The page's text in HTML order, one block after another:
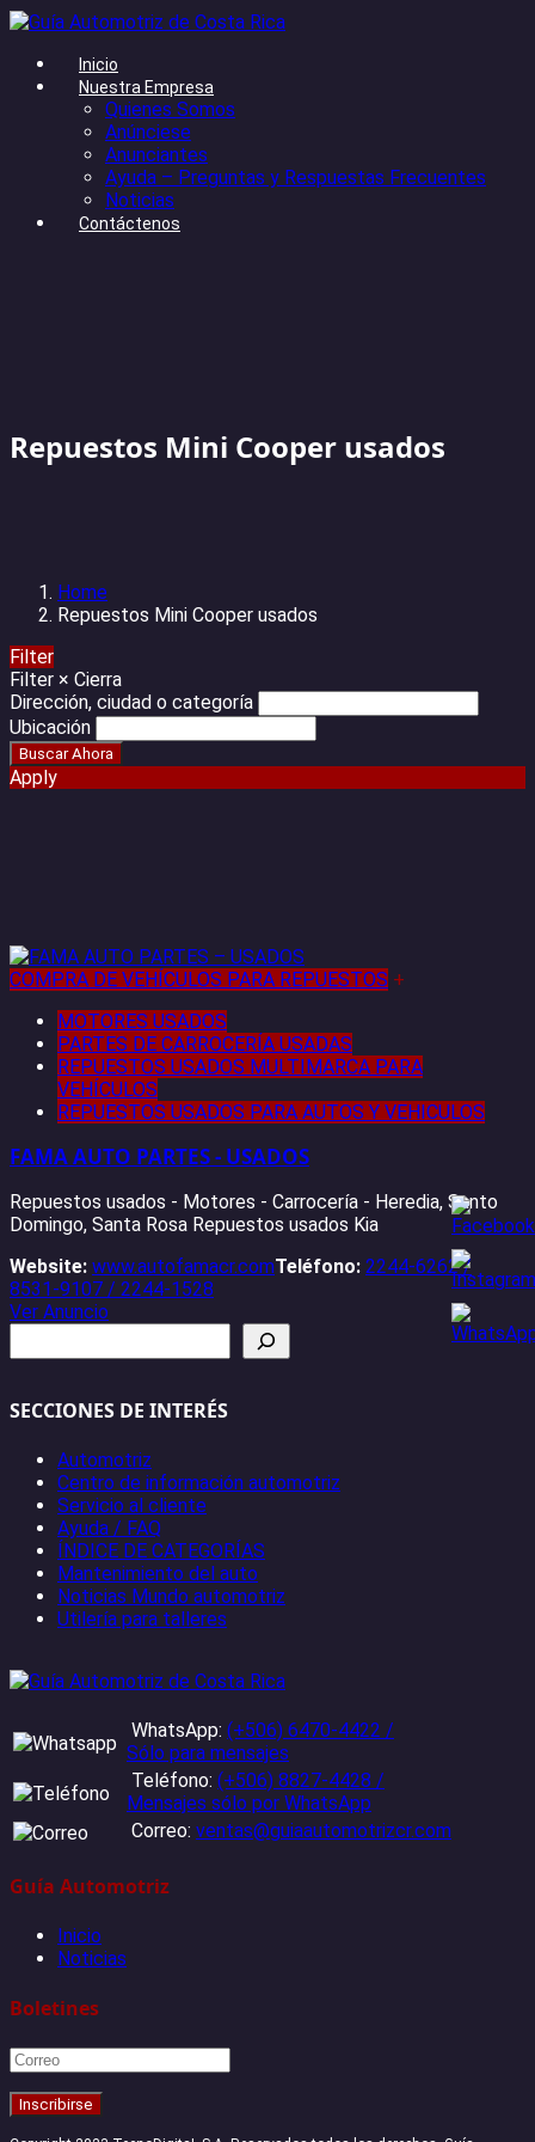
Inicio
Nuestra Empresa
Quienes Somos
Anúnciese
Anunciantes
Ayuda – Preguntas y Respuestas Frecuentes
Noticias
Contáctenos
Repuestos Mini Cooper usados
Home
Repuestos Mini Cooper usados
Filter
Filter × Cierra
Dirección, ciudad o categoría
Ubicación
Apply
COMPRA DE VEHÍCULOS PARA REPUESTOS +
MOTORES USADOS
PARTES DE CARROCERÍA USADAS
REPUESTOS USADOS MULTIMARCA PARA
VEHÍCULOS
REPUESTOS USADOS PARA AUTOS Y VEHICULOS
FAMA AUTO PARTES - USADOS
Repuestos usados - Motores - Carrocería - Heredia, Santo
Domingo, Santa Rosa Repuestos usados Kia
Website: www.autofamacr.comTeléfono: 2244-6262 /
8531-9107 / 2244-1528
Ver Anuncio
SECCIONES DE INTERÉS
Automotriz
Centro de información automotriz
Servicio al cliente
Ayuda / FAQ
ÍNDICE DE CATEGORÍAS
Mantenimiento del auto
Noticias Mundo automotriz
Utilería para talleres
WhatsApp: (+506) 6470-4422 /
Sólo para mensajes
Teléfono: (+506) 8827-4428 /
Mensajes sólo por WhatsApp
Correo: ventas@guiaautomotrizcr.com
Guía Automotriz
Inicio
Noticias
Boletines